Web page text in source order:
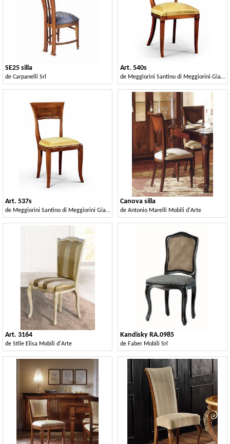
SE25 silla
de Carpanelli Srl
Art. 540s
de Meggiorini Santino di Meggiorini Giampietro e C. Snc
Art. 537s
de Meggiorini Santino di Meggiorini Giampietro e C. Snc
Canova silla
de Antonio Marelli Mobili d'Arte
Art. 3164
de Stile Elisa Mobili d'Arte
Kandisky RA.0985
de Faber Mobili Srl